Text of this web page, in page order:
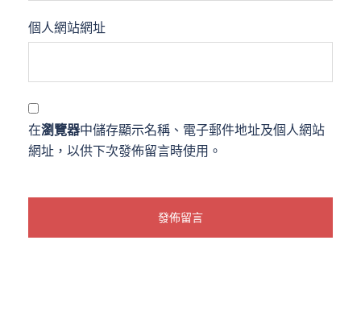
個人網站網址
在瀏覽器中儲存顯示名稱、電子郵件地址及個人網站
網址，以供下次發佈留言時使用。